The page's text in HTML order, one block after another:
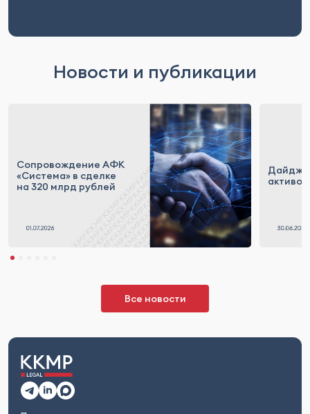
Новости и публикации
Сопровождение АФК
«Система» в сделке
на 320 млрд рублей
активов
Все новости